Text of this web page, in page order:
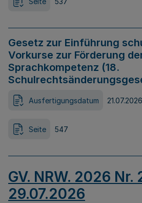
Gesetz zur Einführung
Vorkurse zur Förderung
Sprachkompetenz (18.
Ausfertigungsdatum 21.07.2026
Seite 547
GV. NRW. 2026 Nr.
29.07.2026